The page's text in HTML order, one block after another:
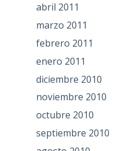
abril 2011
marzo 2011
febrero 2011
enero 2011
diciembre 2010
noviembre 2010
octubre 2010
septiembre 2010